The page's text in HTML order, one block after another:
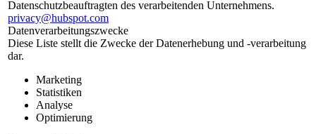
Datenschutzbeauftragten des verarbeitenden Unternehmens.
privacy@hubspot.com
Datenverarbeitungszwecke
Diese Liste stellt die Zwecke der Datenerhebung und -verarbeitung
dar.
Marketing
Statistiken
Analyse
Optimierung